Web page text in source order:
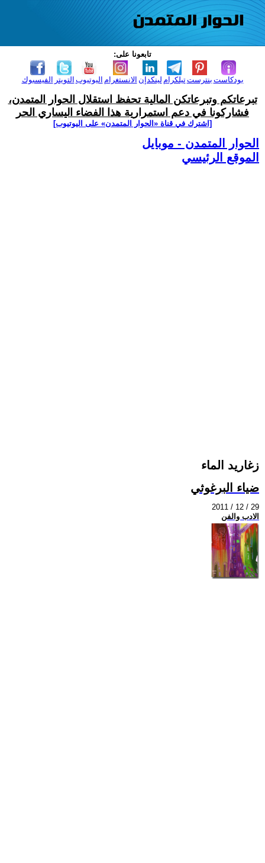
تابعونا على:
الفيسبوك التويتر اليوتيوب الانستغرام لينكدإن تيلكرامبنترست بودكاست
تبرعاتكم وتبرعاتكن المالية تحفظ استقلال الحوار المتمدن،
فشاركونا في دعم استمرارية هذا الفضاء اليساري الحر
[اشترك في قناة ‫«الحوار المتمدن» على اليوتيوب]
الحوار المتمدن - موبايل
الموقع الرئيسي
زغاريد الماء
ضياء البرغوثي
2011 / 12 / 29
الادب والفن